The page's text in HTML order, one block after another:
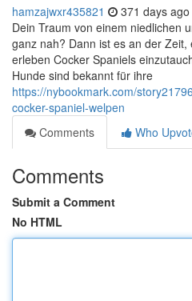
hamzajwxr435821 371 days ago
Dein Traum von einem niedlichen
ganz nah? Dann ist es an der
erleben Cocker Spaniels
Hunde sind bekannt für ihre
https://nybookmark.com/
cocker-spaniel-welpen
Comments
Who
Comments
Submit a Comment
No HTML